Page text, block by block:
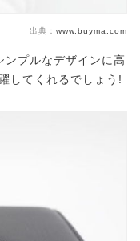
出典： www.buyma.com
プルなデザインに高
してくれるでしょう!